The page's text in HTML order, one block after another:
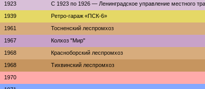
1923 С 1923 по 1926 — Ленинградское управление местного
1939 Ретро-гараж «ПСК-6»
1961 Тосненский леспромхоз
1967 Колхоз "Мир"
1968 Красноборский леспромхоз
1968 Тихвинский леспромхоз
1970